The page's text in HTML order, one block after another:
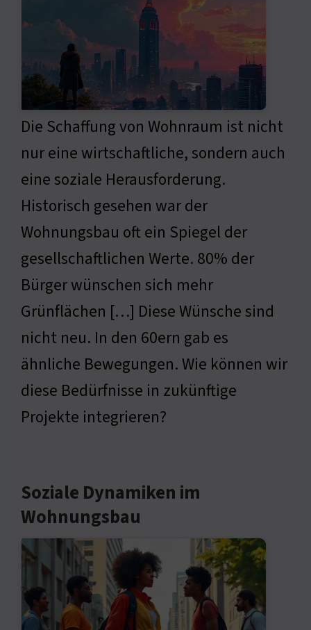
Die Schaffung von Wohnraum ist nicht
nur eine wirtschaftliche, sondern auch
eine soziale Herausforderung.
Historisch gesehen war der
Wohnungsbau oft ein Spiegel der
gesellschaftlichen Werte. 80% der
Bürger wünschen sich mehr
Grünflächen […] Diese Wünsche sind
nicht neu. In den 60ern gab es
ähnliche Bewegungen. Wie können wir
diese Bedürfnisse in zukünftige
Projekte integrieren?
Soziale Dynamiken im
Wohnungsbau